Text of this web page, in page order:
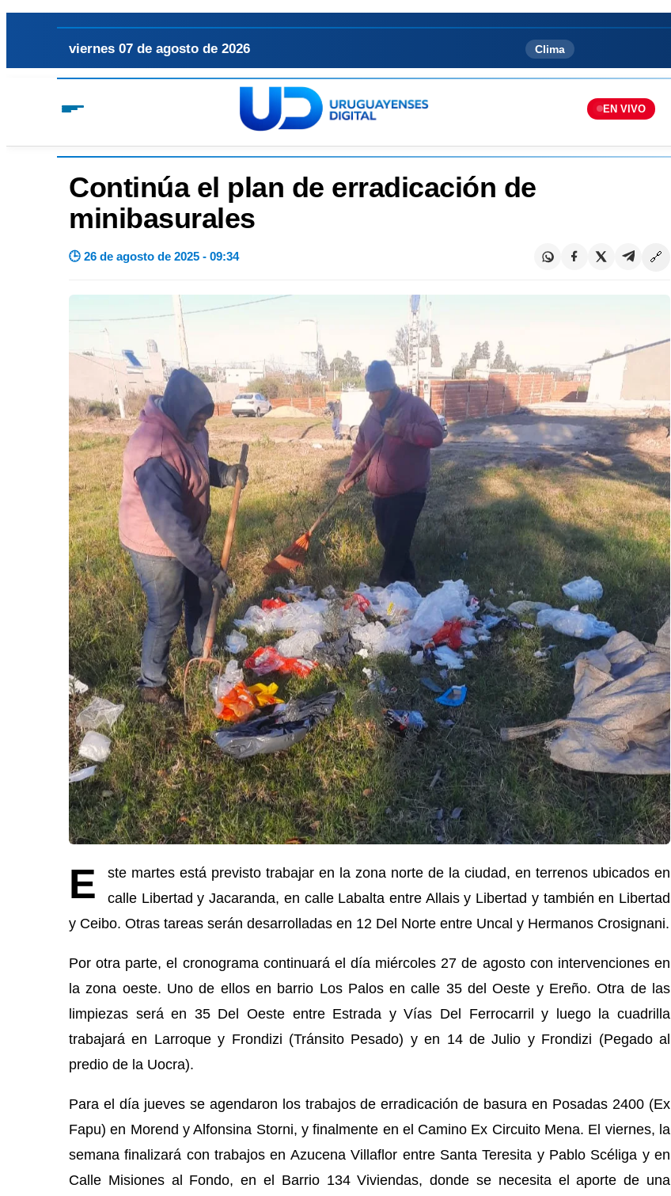
viernes 07 de agosto de 2026 Clima
EN VIVO
Continúa el plan de erradicación de
minibasurales
🕒 26 de agosto de 2025 - 09:34 🔗
E
ste martes está previsto trabajar en la zona norte de la ciudad, en terrenos ubicados en
calle Libertad y Jacaranda, en calle Labalta entre Allais y Libertad y también en Libertad
y Ceibo. Otras tareas serán desarrolladas en 12 Del Norte entre Uncal y Hermanos Crosignani.
Por otra parte, el cronograma continuará el día miércoles 27 de agosto con intervenciones en
la zona oeste. Uno de ellos en barrio Los Palos en calle 35 del Oeste y Ereño. Otra de las
limpiezas será en 35 Del Oeste entre Estrada y Vías Del Ferrocarril y luego la cuadrilla
trabajará en Larroque y Frondizi (Tránsito Pesado) y en 14 de Julio y Frondizi (Pegado al
predio de la Uocra).
Para el día jueves se agendaron los trabajos de erradicación de basura en Posadas 2400 (Ex
Fapu) en Morend y Alfonsina Storni, y finalmente en el Camino Ex Circuito Mena. El viernes, la
semana finalizará con trabajos en Azucena Villaflor entre Santa Teresita y Pablo Scéliga y en
Calle Misiones al Fondo, en el Barrio 134 Viviendas, donde se necesita el aporte de una